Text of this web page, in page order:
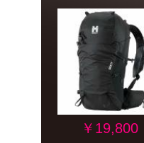
￥19,800